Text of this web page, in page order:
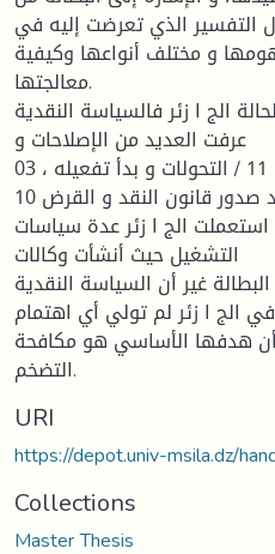
التفسير الذي تعرضت إليه في
و مختلف أنواعها وكيفية
معالجتها.
الج ا زئر فالسياسة النقدية
عرفت العديد من الإصلاحات و
03 ، عرفت البطالة / 90 و الأمر ، 11 / التحولات و بدأ تفعيله
بعد صدور قانون النقد و القرض 10
الج ا زئر عدة سياسات
التشغيل حيث أنشأت وكالات
غير أن السياسة النقدية
في الج ا زئر لم تولي أي اهتمام
هدفها الأساسي هو مكافحة
التضخم.
URI
https://depot.univ-msila.dz/
Collections
Master Thesis